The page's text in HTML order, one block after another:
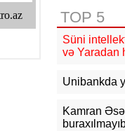
təbrik edib
11:30 UEFA
araşdırmaya
11:03 "Inter
10:56
TOP 5
Süni
və Yaradan
Unibankda
Kamran